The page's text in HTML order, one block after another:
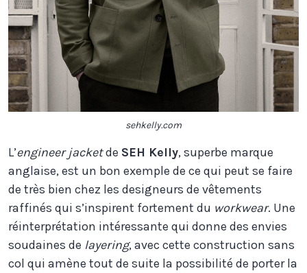
sehkelly.com
L’engineer jacketde SEH Kelly, superbe marque
anglaise, est un bon exemple de ce qui peut se faire
de très bien chez les designeurs de vêtements
raffinés qui s’inspirent fortement du workwear. Une
réinterprétation intéressante qui donne des envies
soudaines de layering, avec cette construction sans
col qui amène tout de suite la possibilité de porter la